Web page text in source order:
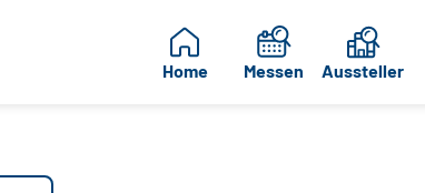
Home Messen Aussteller